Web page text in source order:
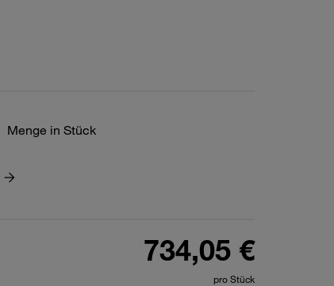
Menge in Stück
734,05 €
pro Stück